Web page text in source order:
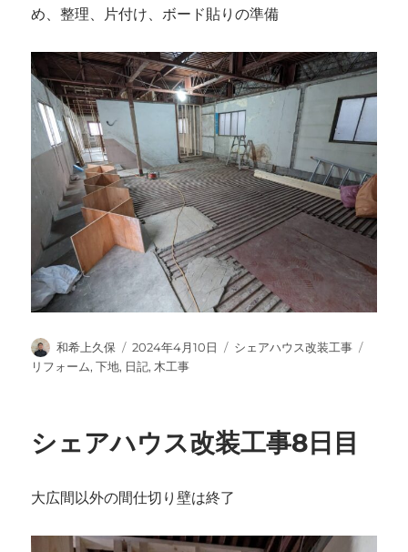
め、整理、片付け、ボード貼りの準備
投
稿
和希上久保
投
稿
2024年4月10日
カ
シェアハウス改装工事
リフォーム,下地, 日記, 木工事
シェアハウス改装工事8日目
大広間以外の間仕切り壁は終了